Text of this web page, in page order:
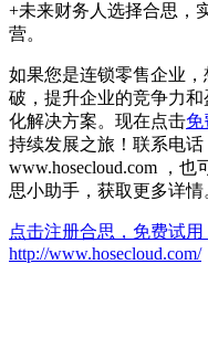
+未来财务人选择合思，
营。
如果您是连锁零售企业
破，提升企业的竞争力
化解决方案。现在点击免
持续发展之旅！联系电话
www.hosecloud.com ，
思小助手，获取更多详情
点击注册合思，免费试用
http://www.hosecloud.com/